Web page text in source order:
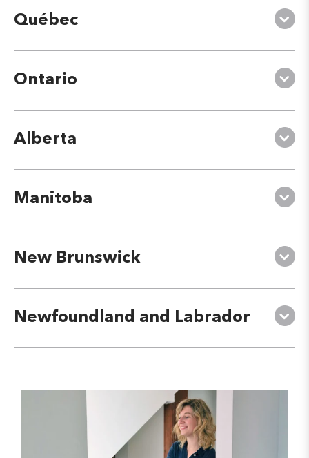
Québec
Ontario
Alberta
Manitoba
New Brunswick
Newfoundland and Labrador